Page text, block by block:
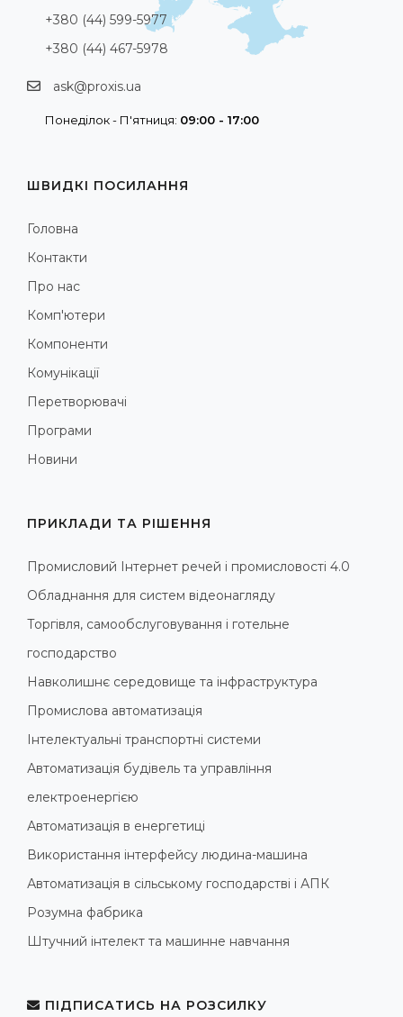
+380 (44) 599-5977
+380 (44) 467-5978
ask@proxis.ua
Понеділок - П'ятниця: 09:00 - 17:00
ШВИДКІ ПОСИЛАННЯ
Головна
Контакти
Про нас
Комп'ютери
Компоненти
Комунікації
Перетворювачі
Програми
Новини
ПРИКЛАДИ ТА РІШЕННЯ
Промисловий Інтернет речей і промисловості 4.0
Обладнання для систем відеонагляду
Торгівля, самообслуговування і готельне
господарство
Навколишнє середовище та інфраструктура
Промислова автоматизація
Інтелектуальні транспортні системи
Автоматизація будівель та управління
електроенергією
Автоматизація в енергетиці
Використання інтерфейсу людина-машина
Автоматизація в сільському господарстві і АПК
Розумна фабрика
Штучний інтелект та машинне навчання
ПІДПИСАТИСЬ НА РОЗСИЛКУ